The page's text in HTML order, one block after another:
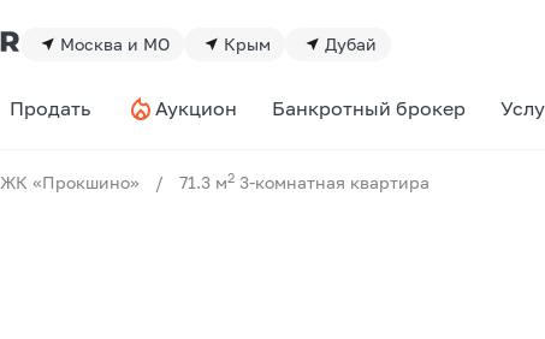
Москва и МО Крым Дубай
Продать Аукцион Банкротный брокер
ЖК «Прокшино» / 71.3 м2 3-комнатная квартира